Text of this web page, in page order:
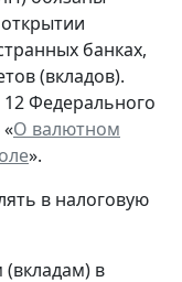
банках,
(вкладов).
12 Федерального
О валютном
».
в налоговую
(вкладам) в